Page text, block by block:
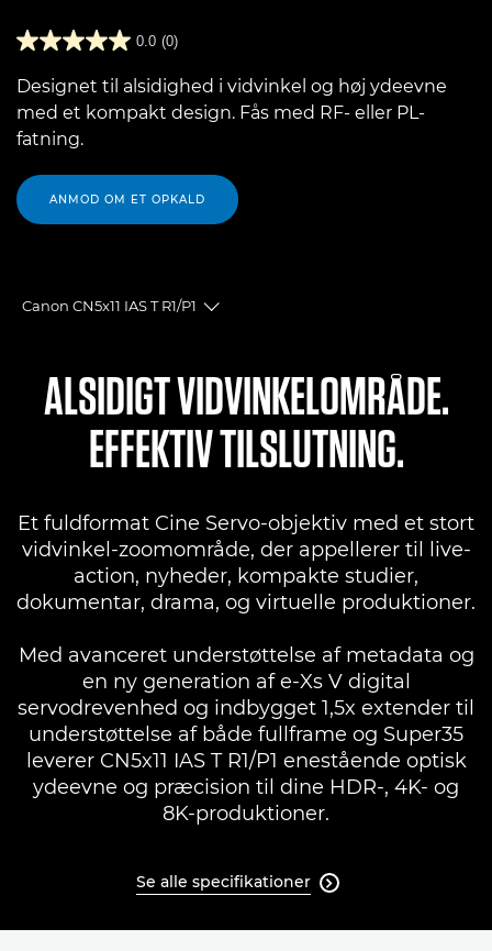
0.0 (0)
Designet til alsidighed i vidvinkel og høj ydeevne
med et kompakt design. Fås med RF- eller PL-
fatning.
ANMOD OM ET OPKALD
Canon CN5x11 IAS T R1/P1
Toggle breadcrumbs
Specifikationer
Anmeldelser
ALSIDIGT VIDVINKELOMRÅDE.
EFFEKTIV TILSLUTNING.
Et fuldformat Cine Servo-objektiv med et stort
vidvinkel-zoomområde, der appellerer til live-
action, nyheder, kompakte studier,
dokumentar, drama, og virtuelle produktioner.
Med avanceret understøttelse af metadata og
en ny generation af e-Xs V digital
servodrevenhed og indbygget 1,5x extender til
understøttelse af både fullframe og Super35
leverer CN5x11 IAS T R1/P1 enestående optisk
ydeevne og præcision til dine HDR-, 4K- og
8K-produktioner.
Se alle specifikationer 